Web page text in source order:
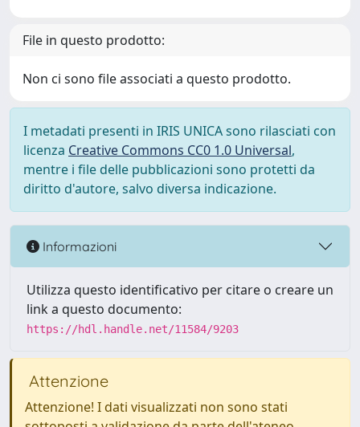
File in questo prodotto:
Non ci sono file associati a questo prodotto.
I metadati presenti in IRIS UNICA sono rilasciati con
licenza Creative Commons CC0 1.0 Universal,
mentre i file delle pubblicazioni sono protetti da
diritto d'autore, salvo diversa indicazione.
Informazioni
Utilizza questo identificativo per citare o creare un
link a questo documento:
https://hdl.handle.net/11584/9203
Attenzione
Attenzione! I dati visualizzati non sono stati